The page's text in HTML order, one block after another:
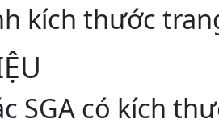
kích thước
SGA có kích